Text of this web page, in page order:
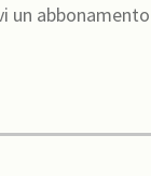
un